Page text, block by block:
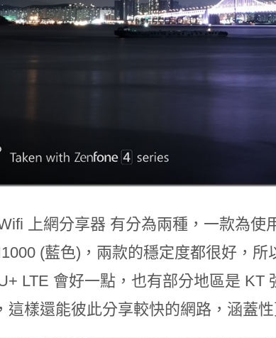
上網分享器 有分為兩種，一款為使
(藍色)，兩款的穩定度都很好，
LTE 會好一點，也有部分地區是 KT
這樣還能彼此分享較快的網路，涵蓋性